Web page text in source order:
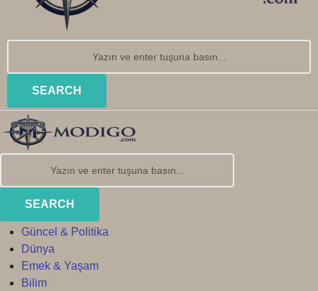
SEARCH
SEARCH
Güncel & Politika
Dünya
Emek & Yaşam
Bilim